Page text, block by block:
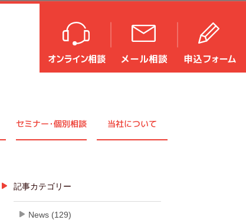
セミナー・個別相談 当社について
記事カテゴリー
News (129)